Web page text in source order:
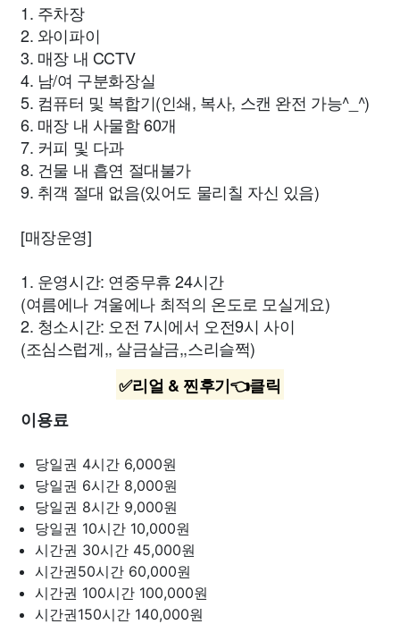
1. 주차장
2. 와이파이
3. 매장 내 CCTV
4. 남/여 구분화장실
5. 컴퓨터 및 복합기(인쇄, 복사, 스캔 완전 가능^_^)
6. 매장 내 사물함 60개
7. 커피 및 다과
8. 건물 내 흡연 절대불가
9. 취객 절대 없음(있어도 물리칠 자신 있음)
[매장운영]
1. 운영시간: 연중무휴 24시간
(여름에나 겨울에나 최적의 온도로 모실게요)
2. 청소시간: 오전 7시에서 오전9시 사이
(조심스럽게,, 살금살금,,스리슬쩍)
✅리얼 & 찐후기👈클릭
이용료
당일권 4시간 6,000원
당일권 6시간 8,000원
당일권 8시간 9,000원
당일권 10시간 10,000원
시간권 30시간 45,000원
시간권50시간 60,000원
시간권 100시간 100,000원
시간권150시간 140,000원